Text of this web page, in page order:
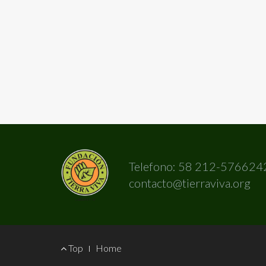
Telefono: 58 212-
contacto@tierraviva.org
Footer
Top Home